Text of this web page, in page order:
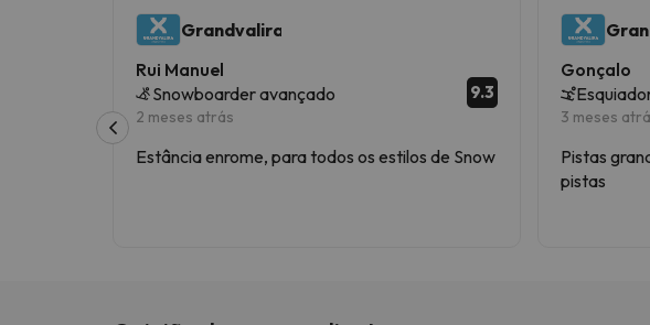
Grandvalira
Rui Manuel
Snowboarder avançado
2 meses atrás
9.3
Estância enrome, para todos os estilos de Snow
Gonçalo
3 meses
Pistas
pistas